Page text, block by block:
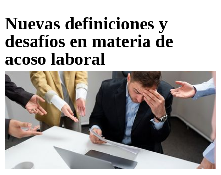
Nuevas definiciones y
desafíos en materia de
acoso laboral